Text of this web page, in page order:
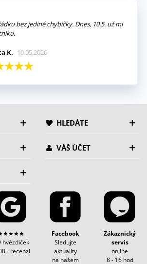
bez jediné chybičky. Dnes, 10.5. už mi
K. 10.05.2026
HLEDÁTE
VÁŠ ÚČET
hvězdiček
recenzí
Facebook
Sledujte
aktuality
na našem
Zákaznický
servis
online
8 - 16 hod